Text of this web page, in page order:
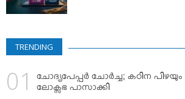
TRENDING
ചോദ്യപേപ്പര്‍ ചോര്‍ച്ച; കഠിന
ലോക്സഭ പാസാക്കി